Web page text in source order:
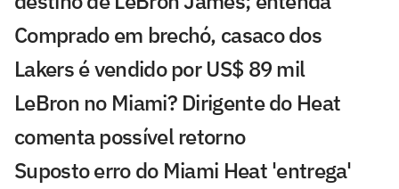
Comprado em brechó, casaco dos
Lakers é vendido por US$ 89 mil
LeBron no Miami? Dirigente do Heat
comenta possível retorno
Suposto erro do Miami Heat 'entrega'